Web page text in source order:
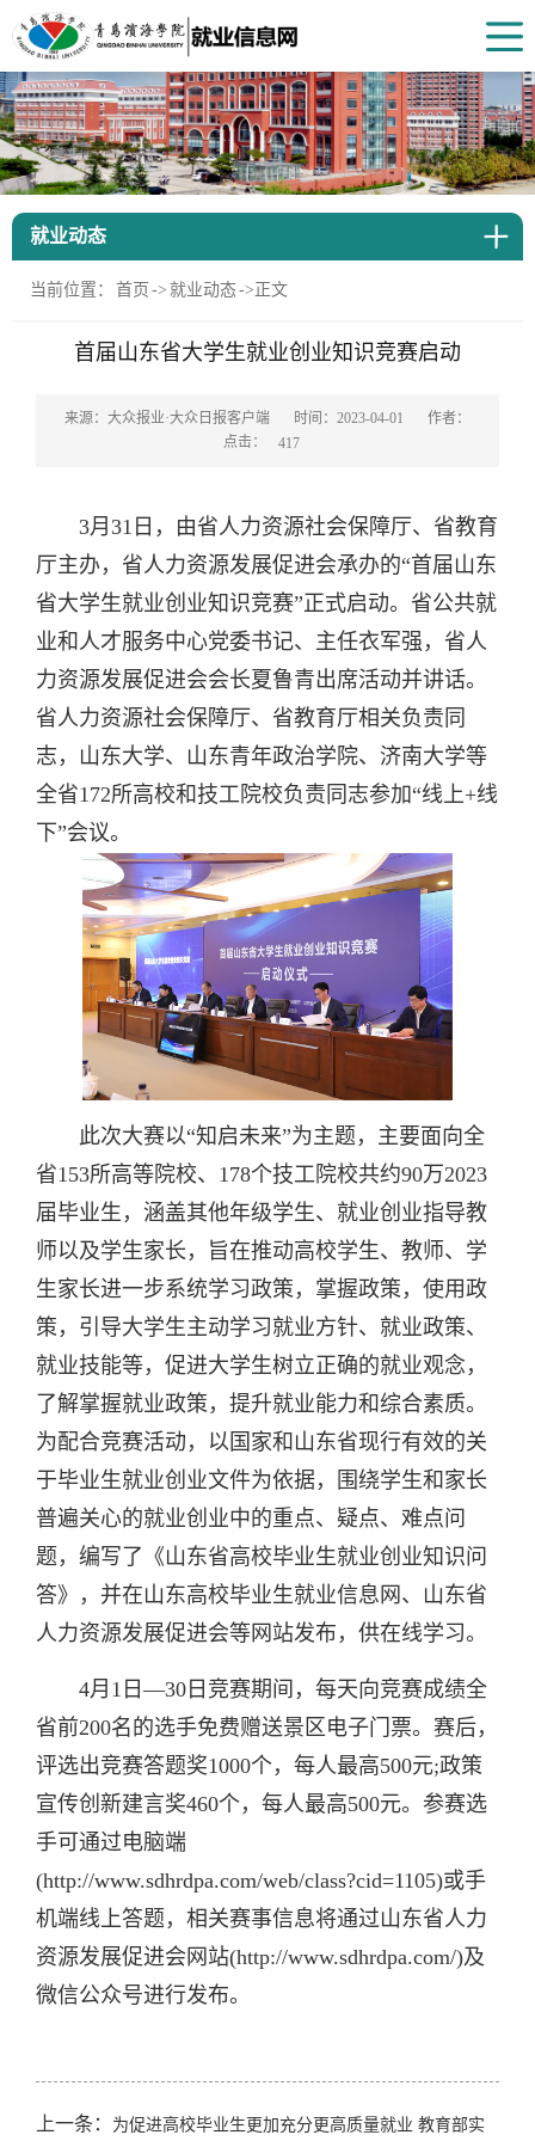
就业动态
当前位置： 首页 -> 就业动态->正文
首届山东省大学生就业创业知识竞赛启动
来源：大众报业·大众日报客户端 时间：2023-04-01
作者：
点击：
417
3月31日，由省人力资源社会保障厅、省教育
厅主办，省人力资源发展促进会承办的“首届山东
省大学生就业创业知识竞赛”正式启动。省公共就
业和人才服务中心党委书记、主任衣军强，省人
力资源发展促进会会长夏鲁青出席活动并讲话。
省人力资源社会保障厅、省教育厅相关负责同
志，山东大学、山东青年政治学院、济南大学等
全省172所高校和技工院校负责同志参加“线上+线
下”会议。
此次大赛以“知启未来”为主题，主要面向全
省153所高等院校、178个技工院校共约90万2023
届毕业生，涵盖其他年级学生、就业创业指导教
师以及学生家长，旨在推动高校学生、教师、学
生家长进一步系统学习政策，掌握政策，使用政
策，引导大学生主动学习就业方针、就业政策、
就业技能等，促进大学生树立正确的就业观念，
了解掌握就业政策，提升就业能力和综合素质。
为配合竞赛活动，以国家和山东省现行有效的关
于毕业生就业创业文件为依据，围绕学生和家长
普遍关心的就业创业中的重点、疑点、难点问
题，编写了《山东省高校毕业生就业创业知识问
答》，并在山东高校毕业生就业信息网、山东省
人力资源发展促进会等网站发布，供在线学习。
4月1日—30日竞赛期间，每天向竞赛成绩全
省前200名的选手免费赠送景区电子门票。赛后，
评选出竞赛答题奖1000个，每人最高500元;政策
宣传创新建言奖460个，每人最高500元。参赛选
手可通过电脑端
(http://www.sdhrdpa.com/web/class?cid=1105)或手
机端线上答题，相关赛事信息将通过山东省人力
资源发展促进会网站(http://www.sdhrdpa.com/)及
微信公众号进行发布。
上一条： 为促进高校毕业生更加充分更高质量就业 教育部实